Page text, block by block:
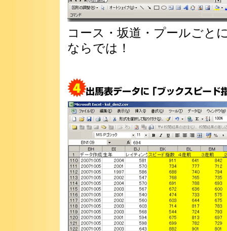
コース・坂道・プールごと
ならでは！